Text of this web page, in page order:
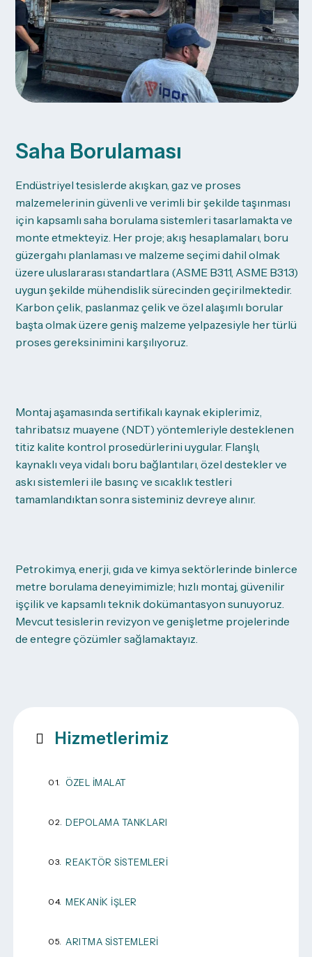
Hizmetlerimiz
ÖZEL İMALAT
DEPOLAMA TANKLARI
REAKTÖR SISTEMLERI
MEKANIK İŞLER
ARITMA SISTEMLERI
Saha Borulaması
Endüstriyel tesislerde akışkan, gaz ve proses
malzemelerinin güvenli ve verimli bir şekilde taşınması
için kapsamlı saha borulama sistemleri tasarlamakta ve
monte etmekteyiz. Her proje; akış hesaplamaları, boru
güzergahı planlaması ve malzeme seçimi dahil olmak
üzere uluslararası standartlara (ASME B31.1, ASME B31.3)
uygun şekilde mühendislik sürecinden geçirilmektedir.
Karbon çelik, paslanmaz çelik ve özel alaşımlı borular
başta olmak üzere geniş malzeme yelpazesiyle her türlü
proses gereksinimini karşılıyoruz.
Montaj aşamasında sertifikalı kaynak ekiplerimiz,
tahribatsız muayene (NDT) yöntemleriyle desteklenen
titiz kalite kontrol prosedürlerini uygular. Flanşlı,
kaynaklı veya vidalı boru bağlantıları, özel destekler ve
askı sistemleri ile basınç ve sıcaklık testleri
tamamlandıktan sonra sisteminiz devreye alınır.
Petrokimya, enerji, gıda ve kimya sektörlerinde binlerce
metre borulama deneyimimizle; hızlı montaj, güvenilir
işçilik ve kapsamlı teknik dokümantasyon sunuyoruz.
Mevcut tesislerin revizyon ve genişletme projelerinde
de entegre çözümler sağlamaktayız.